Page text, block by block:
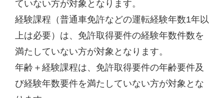
ていない方が対象となります。
経験課程（普通車免許などの運転経験年数1年以
上は必要）は、免許取得要件の経験年数件数を
満たしていない方が対象となります。
年齢＋経験課程は、免許取得要件の年齢要件及
び経験年数要件を満たしていない方が対象とな